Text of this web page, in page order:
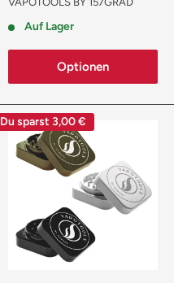
Auf Lager
Optionen
Du sparst 3,00 €